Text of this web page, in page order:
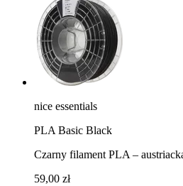
nice essentials
PLA Basic Black
Czarny filament PLA –
59,00 zł